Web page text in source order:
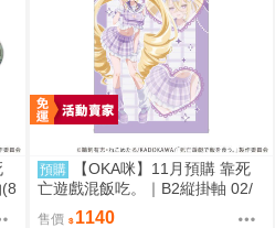
預購
【OKA咪】11月預購 靠死
亡遊戲混飯吃。｜B2縦掛軸 02/
(新繪插畫) (御城)
售價 1140